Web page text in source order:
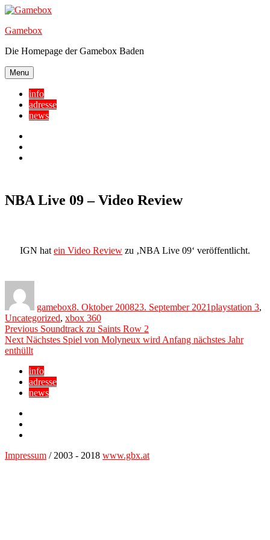
Skip
content
Gamebox
Die Homepage der Gamebox Baden
Menu
info
adresse
news
NBA Live 09 – Video Review
IGN hat ein Video Review zu ‚NBA Live 09‘ veröffentlicht.
gamebox8. Oktober 200823. September 2021playstation 3,
Uncategorized, xbox 360
Beitragsnavigation
Previous Previous
post:
Soundtrack zu Saints Row 2
Next Next
post:
Nächstes Spiel von Molyneux wird Anfang nächstes Jahr
enthüllt
info
adresse
news
Impressum / 2003 - 2018 www.gbx.at